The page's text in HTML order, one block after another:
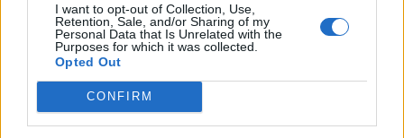
I want to opt-out of Collection, Use,
Retention, Sale, and/or Sharing of my
Personal Data that Is Unrelated with the
Purposes for which it was collected.
Opted Out
CONFIRM